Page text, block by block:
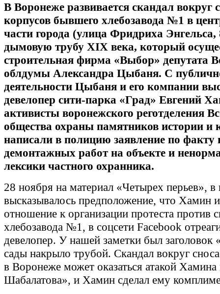
В Воронеже развивается скандал вокруг
корпусов бывшего хлебозавода №1 в
части города (улица Фридриха
дымовую трубу XIX века, который
строительная фирма «Выбор» депутата
облдумы Александра Цыбаня. С
деятельности Цыбаня и его компании
девелопер сити-парка «Град» Евгений
активисты воронежского реготделения
общества охраны памятников истории и
написали в полицию заявление по факту
демонтажных работ на объекте и
лексики частного охранника.
28 ноября на материал «Четырех перьев», в
высказывалось предположение, что Хамин
отношение к организации протеста против
хлебозавода №1, в соцсети Facebook
девелопер. У нашей заметки был заголовок
сады накрыло трубой. Скандал вокруг
в Воронеже может оказаться атакой
Шабалатова», и Хамин сделал ему